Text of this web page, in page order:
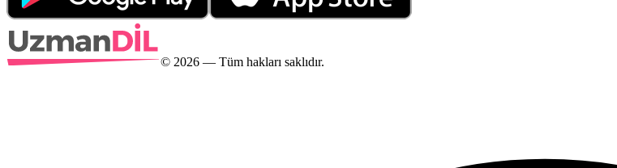
© 2026 — Tüm hakları saklıdır.